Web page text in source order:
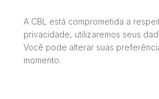
A CBL está comprometida a
privacidade, utilizaremos seus
Você pode alterar suas
momento.